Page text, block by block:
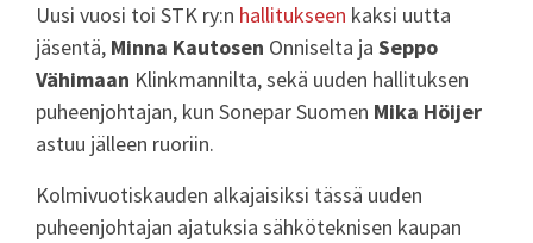
Uusi vuosi toi STK ry:n hallitukseen kaksi uutta
jäsentä, Minna Kautosen Onniselta ja Seppo
Vähimaan Klinkmannilta, sekä uuden hallituksen
puheenjohtajan, kun Sonepar Suomen Mika Höijer
astuu jälleen ruoriin.
Kolmivuotiskauden alkajaisiksi tässä uuden
puheenjohtajan ajatuksia sähköteknisen kaupan